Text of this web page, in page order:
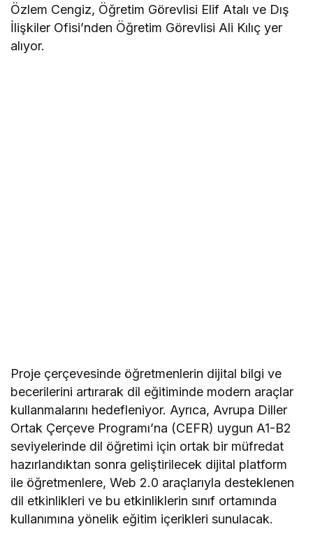
Özlem Cengiz, Öğretim Görevlisi Elif Atalı ve Dış
İlişkiler Ofisi’nden Öğretim Görevlisi Ali Kılıç yer
alıyor.
Proje çerçevesinde öğretmenlerin dijital bilgi ve
becerilerini artırarak dil eğitiminde modern araçlar
kullanmalarını hedefleniyor. Ayrıca, Avrupa Diller
Ortak Çerçeve Programı’na (CEFR) uygun A1-B2
seviyelerinde dil öğretimi için ortak bir müfredat
hazırlandıktan sonra geliştirilecek dijital platform
ile öğretmenlere, Web 2.0 araçlarıyla desteklenen
dil etkinlikleri ve bu etkinliklerin sınıf ortamında
kullanımına yönelik eğitim içerikleri sunulacak.